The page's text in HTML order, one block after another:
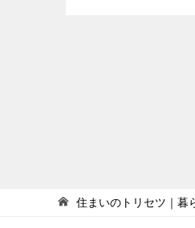
住まいのトリセツ｜暮